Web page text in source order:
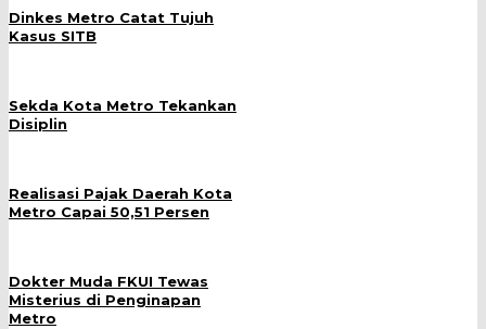
Dinkes Metro Catat Tujuh
Kasus SITB
Sekda Kota Metro Tekankan
Disiplin
Realisasi Pajak Daerah Kota
Metro Capai 50,51 Persen
Dokter Muda FKUI Tewas
Misterius di Penginapan
Metro